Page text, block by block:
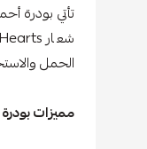
تأتي بودرة
الحمل
مميزات